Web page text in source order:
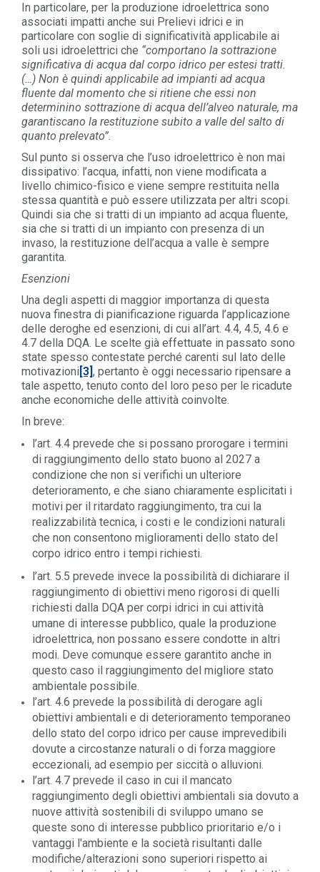
In particolare, per la produzione idroelettrica sono
associati impatti anche sui Prelievi idrici e in
particolare con soglie di significatività applicabile ai
soli usi idroelettrici che “comportano la sottrazione
significativa di acqua dal corpo idrico per estesi tratti.
(…) Non è quindi applicabile ad impianti ad acqua
fluente dal momento che si ritiene che essi non
determinino sottrazione di acqua dell’alveo naturale, ma
garantiscano la restituzione subito a valle del salto di
quanto prelevato”.
Sul punto si osserva che l’uso idroelettrico è non mai
dissipativo: l’acqua, infatti, non viene modificata a
livello chimico-fisico e viene sempre restituita nella
stessa quantità e può essere utilizzata per altri scopi.
Quindi sia che si tratti di un impianto ad acqua fluente,
sia che si tratti di un impianto con presenza di un
invaso, la restituzione dell’acqua a valle è sempre
garantita.
Esenzioni
Una degli aspetti di maggior importanza di questa
nuova finestra di pianificazione riguarda l’applicazione
delle deroghe ed esenzioni, di cui all’art. 4.4, 4.5, 4.6 e
4.7 della DQA. Le scelte già effettuate in passato sono
state spesso contestate perché carenti sul lato delle
motivazioni[3], pertanto è oggi necessario ripensare a
tale aspetto, tenuto conto del loro peso per le ricadute
anche economiche delle attività coinvolte.
In breve:
l’art. 4.4 prevede che si possano prorogare i termini
di raggiungimento dello stato buono al 2027 a
condizione che non si verifichi un ulteriore
deterioramento, e che siano chiaramente esplicitati i
motivi per il ritardato raggiungimento, tra cui la
realizzabilità tecnica, i costi e le condizioni naturali
che non consentono miglioramenti dello stato del
corpo idrico entro i tempi richiesti.
l’art. 5.5 prevede invece la possibilità di dichiarare il
raggiungimento di obiettivi meno rigorosi di quelli
richiesti dalla DQA per corpi idrici in cui attività
umane di interesse pubblico, quale la produzione
idroelettrica, non possano essere condotte in altri
modi. Deve comunque essere garantito anche in
questo caso il raggiungimento del migliore stato
ambientale possibile.
l’art. 4.6 prevede la possibilità di derogare agli
obiettivi ambientali e di deterioramento temporaneo
dello stato del corpo idrico per cause imprevedibili
dovute a circostanze naturali o di forza maggiore
eccezionali, ad esempio per siccità o alluvioni.
l’art. 4.7 prevede il caso in cui il mancato
raggiungimento degli obiettivi ambientali sia dovuto a
nuove attività sostenibili di sviluppo umano se
queste sono di interesse pubblico prioritario e/o i
vantaggi l'ambiente e la società risultanti dalle
modifiche/alterazioni sono superiori rispetto ai